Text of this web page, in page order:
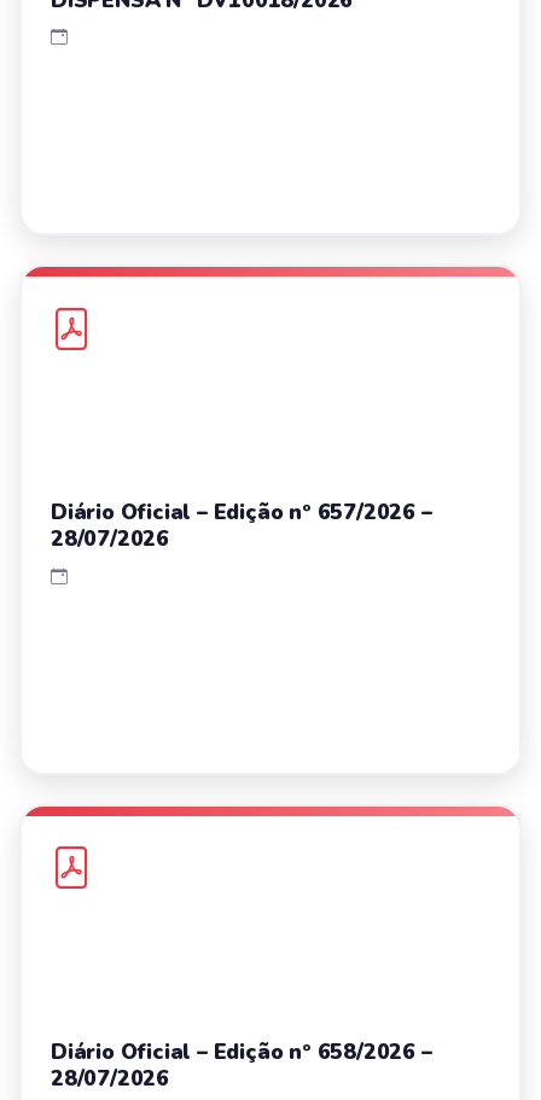
Diário Oficial – Edição nº 657/2026 –
28/07/2026
Diário Oficial – Edição nº 658/2026 –
28/07/2026